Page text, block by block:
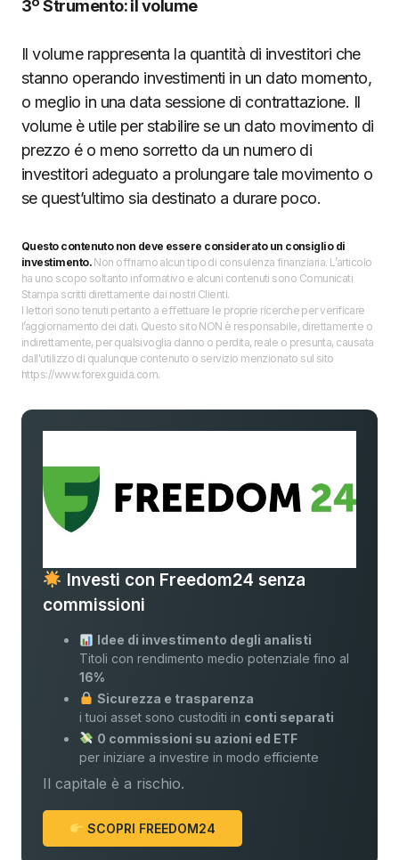
3º Strumento: il volume
Il volume rappresenta la quantità di investitori che
stanno operando investimenti in un dato momento,
o meglio in una data sessione di contrattazione. Il
volume è utile per stabilire se un dato movimento di
prezzo é o meno sorretto da un numero di
investitori adeguato a prolungare tale movimento o
se quest’ultimo sia destinato a durare poco.
Questo contenuto non deve essere considerato un consiglio di
investimento.Non offriamo alcun tipo di consulenza finanziaria. L’articolo
ha uno scopo soltanto informativo e alcuni contenuti sono Comunicati
Stampa scritti direttamente dai nostri Clienti.
I lettori sono tenuti pertanto a effettuare le proprie ricerche per verificare
l’aggiornamento dei dati. Questo sito NON è responsabile, direttamente o
indirettamente, per qualsivoglia danno o perdita, reale o presunta, causata
dall'utilizzo di qualunque contenuto o servizio menzionato sul sito
https://www.forexguida.com.
Investi con Freedom24 senza
commissioni
Idee di investimento degli analisti
Titoli con rendimento medio potenziale fino al
16%
Sicurezza e trasparenza
i tuoi asset sono custoditi in conti separati
0 commissioni su azioni ed ETF
per iniziare a investire in modo efficiente
Il capitale è a rischio.
SCOPRI FREEDOM24